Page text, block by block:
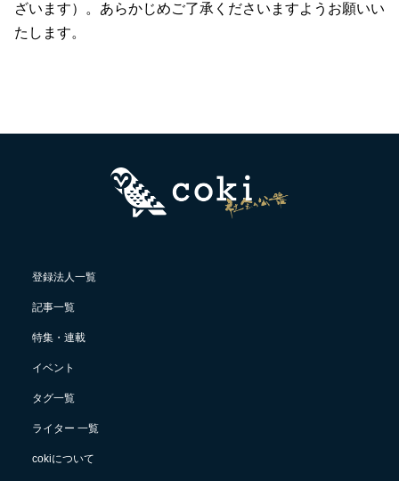
ざいます）。あらかじめご了承くださいますようお願いい
たします。
登録法人一覧
記事一覧
特集・連載
イベント
タグ一覧
ライター 一覧
cokiについて